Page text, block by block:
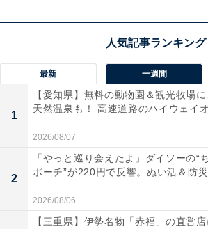
HiKOKI「CH1835DA(NN)」の口コ
HiKOKI「CH1835DA(NN)」には以下
寄せられています。
コードレスなので場所を選ばず使
入れが劇的に楽になりました
最新 一週間
1
【愛知県】無料の動物園＆観光牧場
天然温泉も！ 高速道路のハイウェイオ
2026/08/07
2
「やっと巡り会えたよ」ダイソーの“
ポーチ”が220円で反響。ぬい活＆防災
2026/08/06
【三重県】伊勢名物「赤福」の直営